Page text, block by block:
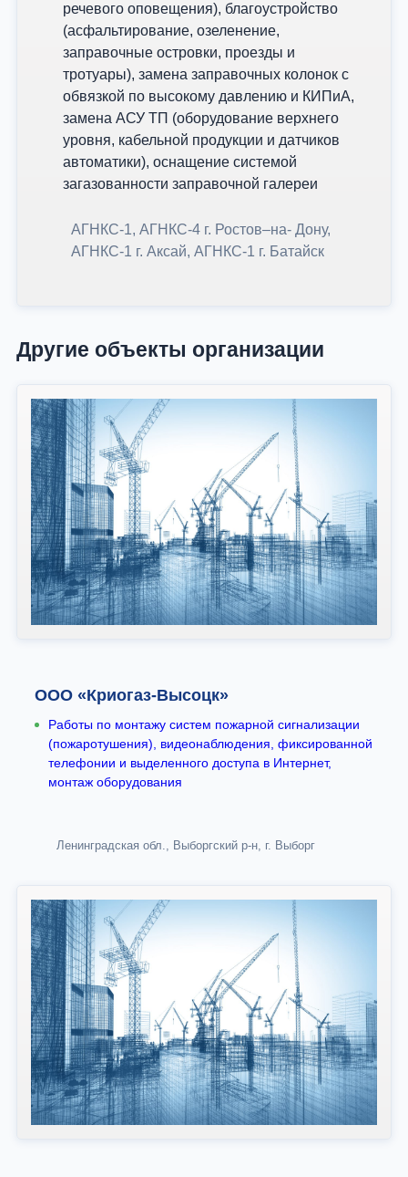
речевого оповещения), благоустройство
(асфальтирование, озеленение,
заправочные островки, проезды и
тротуары), замена заправочных колонок с
обвязкой по высокому давлению и КИПиА,
замена АСУ ТП (оборудование верхнего
уровня, кабельной продукции и датчиков
автоматики), оснащение системой
загазованности заправочной галереи
АГНКС-1, АГНКС-4 г. Ростов–на- Дону,
АГНКС-1 г. Аксай, АГНКС-1 г. Батайск
Другие объекты организации
ООО «Криогаз-Высоцк»
Работы по монтажу систем пожарной сигнализации
(пожаротушения), видеонаблюдения, фиксированной
телефонии и выделенного доступа в Интернет,
монтаж оборудования
Ленинградская обл., Выборгский р-н, г. Выборг